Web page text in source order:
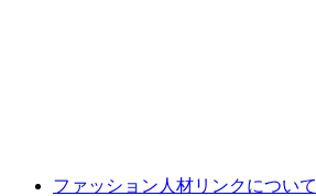
ファッション人材リンクについて